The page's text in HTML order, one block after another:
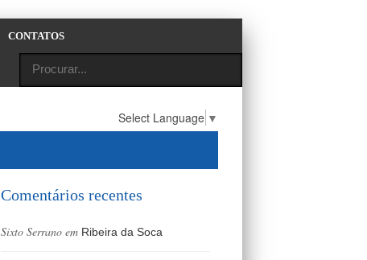
CONTATOS
Select Language ▼
Comentários recentes
Sixto Serrano em Ribeira da Soca